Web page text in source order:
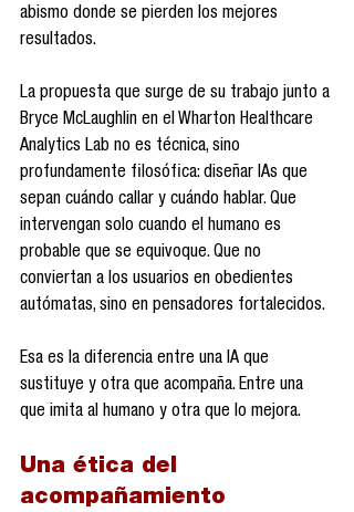
abismo donde se pierden los mejores
resultados.
La propuesta que surge de su trabajo junto a
Bryce McLaughlin en el Wharton Healthcare
Analytics Lab no es técnica, sino
profundamente filosófica: diseñar IAs que
sepan cuándo callar y cuándo hablar. Que
intervengan solo cuando el humano es
probable que se equivoque. Que no
conviertan a los usuarios en obedientes
autómatas, sino en pensadores fortalecidos.
Esa es la diferencia entre una IA que
sustituye y otra que acompaña. Entre una
que imita al humano y otra que lo mejora.
Una ética del
acompañamiento